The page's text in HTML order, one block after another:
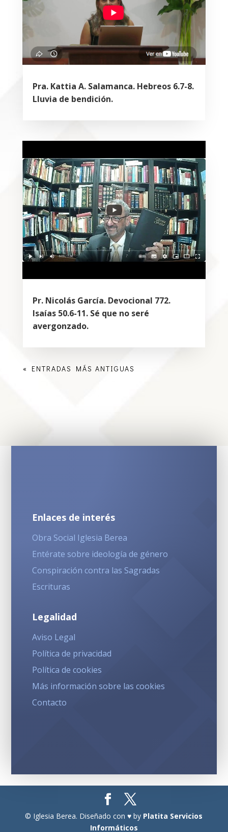
Pra. Kattia A. Salamanca. Hebreos 6.7-8.
Lluvia de bendición.
Pr. Nicolás García. Devocional 772.
Isaías 50.6-11. Sé que no seré
avergonzado.
« ENTRADAS MÁS ANTIGUAS
Enlaces de interés
Obra Social Iglesia Berea
Entérate sobre ideología de género
Conspiración contra las Sagradas
Escrituras
Legalidad
Aviso Legal
Política de privacidad
Política de cookies
Más información sobre las cookies
Contacto
© Iglesia Berea. Diseñado con ♥ by Platita Servicios
Informáticos